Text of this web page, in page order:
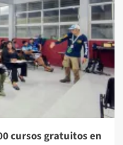
cursos gratuitos en